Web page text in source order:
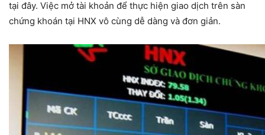
tại đây. Việc mở tài khoản để thực hiện giao dịch trên sàn
chứng khoán tại HNX vô cùng dễ dàng và đơn giản.